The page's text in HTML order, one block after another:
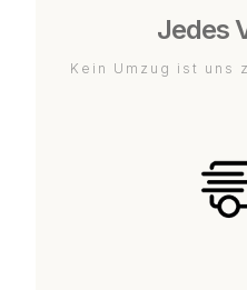
Jedes
Kein Umzug ist uns